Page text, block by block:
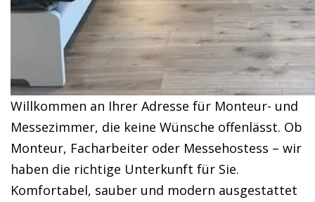
Willkommen an Ihrer Adresse für Monteur- und
Messezimmer, die keine Wünsche offenlässt. Ob
Monteur, Facharbeiter oder Messehostess – wir
haben die richtige Unterkunft für Sie.
Komfortabel, sauber und modern ausgestattet